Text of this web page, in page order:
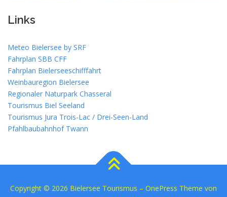
Links
Meteo Bielersee by SRF
Fahrplan SBB CFF
Fahrplan Bielerseeschifffahrt
Weinbauregion Bielersee
Regionaler Naturpark Chasseral
Tourismus Biel Seeland
Tourismus Jura Trois-Lac / Drei-Seen-Land
Pfahlbaubahnhof Twann
Copyright © 2026 Bielersee Tourismus – OnePress Theme von